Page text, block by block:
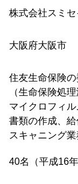
株式会社スミ
大阪府大阪市
住友生命保険
（生命保険処
マイクロフィ
書類の作成、
スキャニング
40名（平成16